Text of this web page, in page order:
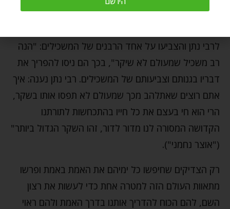
הצביעות שבדבריהם ומגלה את כוונתם הזדונית (ראו
לרבי נתן והצביעו על אחד הרבנים של המשכילים: "הנה
רב משכיל שמעולם לא שיקר", בכך הם ניסו להפריך את
דבריו בגנותם וצביעותם של המשכילים. רבי נתן נענה: איך
אתם רוצים שאתלהב מכך שמעולם לא תפסו אותו בשקר,
הרי הוא חי בעצם את כל חייו בהתכחשות לתורתנו
הקדושה המסורה לנו מדור לדור, זהו השקר הגדול ביותר"
("אוצר נחמני").
רק הצדיקים שחיפשו כל ימיהם את האמת באמת ופרשו
מתאוות העולם הזה למטרה אחת כדי לעשות את רצון
השם, להם הכוח להדריך אותנו בדרך האמת ולהם ראוי